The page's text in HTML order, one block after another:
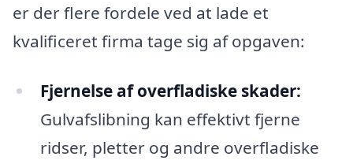
er der flere fordele ved at lade et
kvalificeret firma tage sig af opgaven:
Fjernelse af overfladiske skader:
Gulvafslibning kan effektivt fjerne
ridser, pletter og andre overfladiske